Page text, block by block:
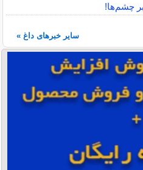
بر چشم‌ها!
سایر خبرهای داغ »